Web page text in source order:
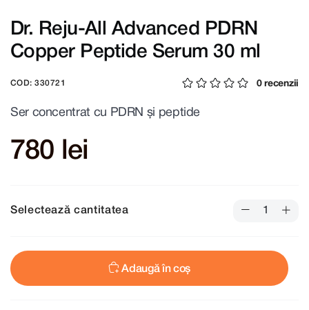
Dr. Reju-All Advanced PDRN
Copper Peptide Serum 30 ml
COD: 330721 0 recenzii
Ser concentrat cu PDRN și peptide
780 lei
Selectează cantitatea
Adaugă în coș